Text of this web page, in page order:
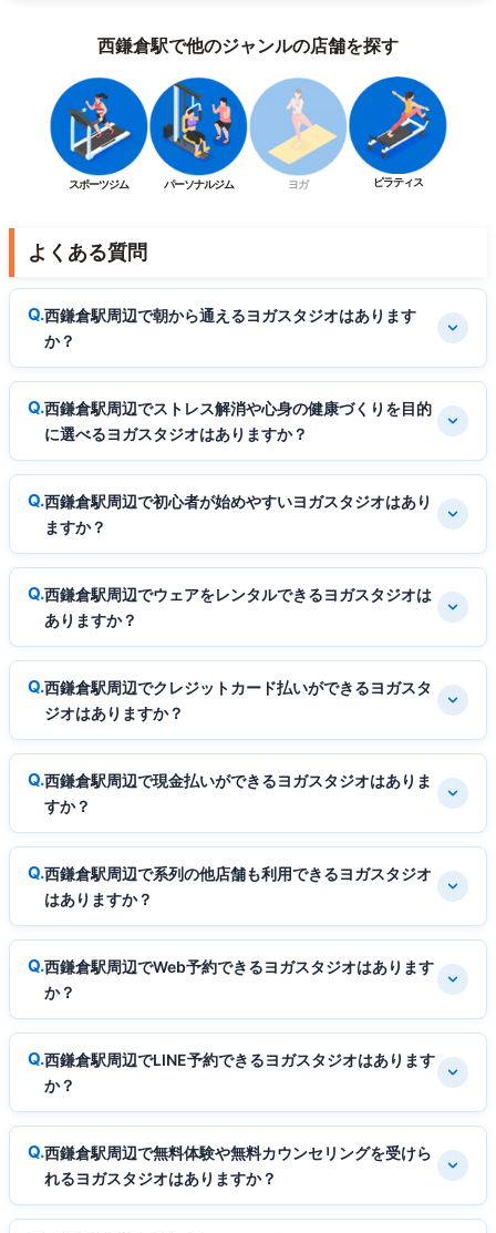
西鎌倉駅で他のジャンルの店舗を探す
スポーツジム パーソナルジム ヨガ ピラティス
よくある質問
西鎌倉駅周辺で朝から通えるヨガスタジオはあります
か？
西鎌倉駅周辺でストレス解消や心身の健康づくりを目的
に選べるヨガスタジオはありますか？
西鎌倉駅周辺で初心者が始めやすいヨガスタジオはあり
ますか？
西鎌倉駅周辺でウェアをレンタルできるヨガスタジオは
ありますか？
西鎌倉駅周辺でクレジットカード払いができるヨガスタ
ジオはありますか？
西鎌倉駅周辺で現金払いができるヨガスタジオはありま
すか？
西鎌倉駅周辺で系列の他店舗も利用できるヨガスタジオ
はありますか？
西鎌倉駅周辺でWeb予約できるヨガスタジオはあります
か？
西鎌倉駅周辺でLINE予約できるヨガスタジオはあります
か？
西鎌倉駅周辺で無料体験や無料カウンセリングを受けら
れるヨガスタジオはありますか？